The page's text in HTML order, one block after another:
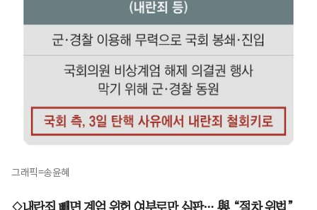
그래픽=송윤혜
◇내란죄 빼면 계엄 위헌 여부로만 심판… 與 “절차 위법”